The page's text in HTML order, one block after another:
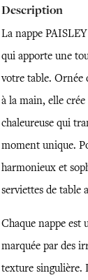
Description
La nappe
qui apporte une
votre table. Ornée
à la main, elle
chaleureuse qui
moment unique.
harmonieux et
serviettes de table
Chaque nappe est
marquée par des
texture singulière.